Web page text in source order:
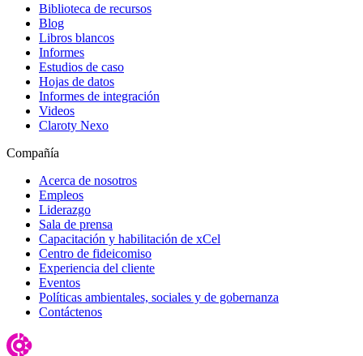
Biblioteca de recursos
Blog
Libros blancos
Informes
Estudios de caso
Hojas de datos
Informes de integración
Videos
Claroty Nexo
Compañía
Acerca de nosotros
Empleos
Liderazgo
Sala de prensa
Capacitación y habilitación de xCel
Centro de fideicomiso
Experiencia del cliente
Eventos
Políticas ambientales, sociales y de gobernanza
Contáctenos